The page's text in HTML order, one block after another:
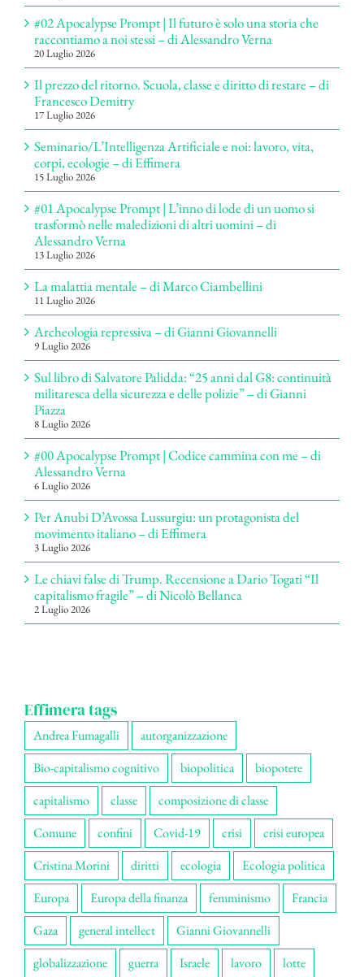
#02 Apocalypse Prompt | Il futuro è solo una storia che
raccontiamo a noi stessi – di Alessandro Verna
20 Luglio 2026
Il prezzo del ritorno. Scuola, classe e diritto di restare – di
Francesco Demitry
17 Luglio 2026
Seminario/L’Intelligenza Artificiale e noi: lavoro, vita,
corpi, ecologie – di Effimera
15 Luglio 2026
#01 Apocalypse Prompt | L’inno di lode di un uomo si
trasformò nelle maledizioni di altri uomini – di
Alessandro Verna
13 Luglio 2026
La malattia mentale – di Marco Ciambellini
11 Luglio 2026
Archeologia repressiva – di Gianni Giovannelli
9 Luglio 2026
Sul libro di Salvatore Palidda: “25 anni dal G8: continuità
militaresca della sicurezza e delle polizie” – di Gianni
Piazza
8 Luglio 2026
#00 Apocalypse Prompt | Codice cammina con me – di
Alessandro Verna
6 Luglio 2026
Per Anubi D’Avossa Lussurgiu: un protagonista del
movimento italiano – di Effimera
3 Luglio 2026
Le chiavi false di Trump. Recensione a Dario Togati “Il
capitalismo fragile” – di Nicolò Bellanca
2 Luglio 2026
Effimera tags
Andrea Fumagalli
autorganizzazione
Bio-capitalismo cognitivo
biopolitica
biopotere
capitalismo
classe
composizione di classe
Comune
confini Covid-19 crisi
crisi europea
Cristina Morini
diritti ecologia
Ecologia politica
Europa
Europa della finanza femminismo
Francia
Gaza
general intellect
Gianni Giovannelli
globalizzazione
guerra Israele lavoro lotte